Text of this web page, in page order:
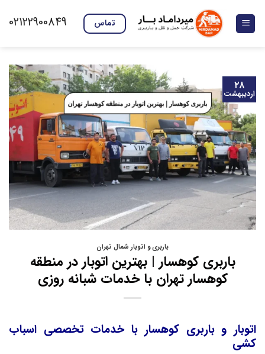
content
تماس 02122900849
۲۸
اردیبهشت
باربری و اتوبار شمال تهران
باربری کوهسار | بهترین اتوبار در منطقه
کوهسار تهران با خدمات شبانه‌ روزی
اتوبار و باربری کوهسار با خدمات تخصصی اسباب‌
کشی